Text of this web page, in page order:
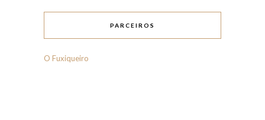
PARCEIROS
O Fuxiqueiro